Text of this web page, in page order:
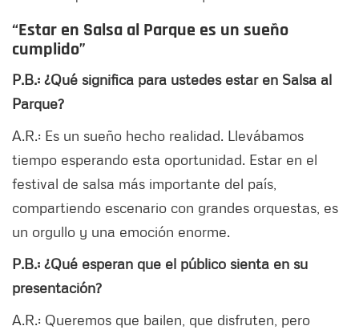
“Estar en Salsa al Parque es un sueño
cumplido”
P.B.: ¿Qué significa para ustedes estar en Salsa al
Parque?
A.R.: Es un sueño hecho realidad. Llevábamos
tiempo esperando esta oportunidad. Estar en el
festival de salsa más importante del país,
compartiendo escenario con grandes orquestas, es
un orgullo y una emoción enorme.
P.B.: ¿Qué esperan que el público sienta en su
presentación?
A.R.: Queremos que bailen, que disfruten, pero